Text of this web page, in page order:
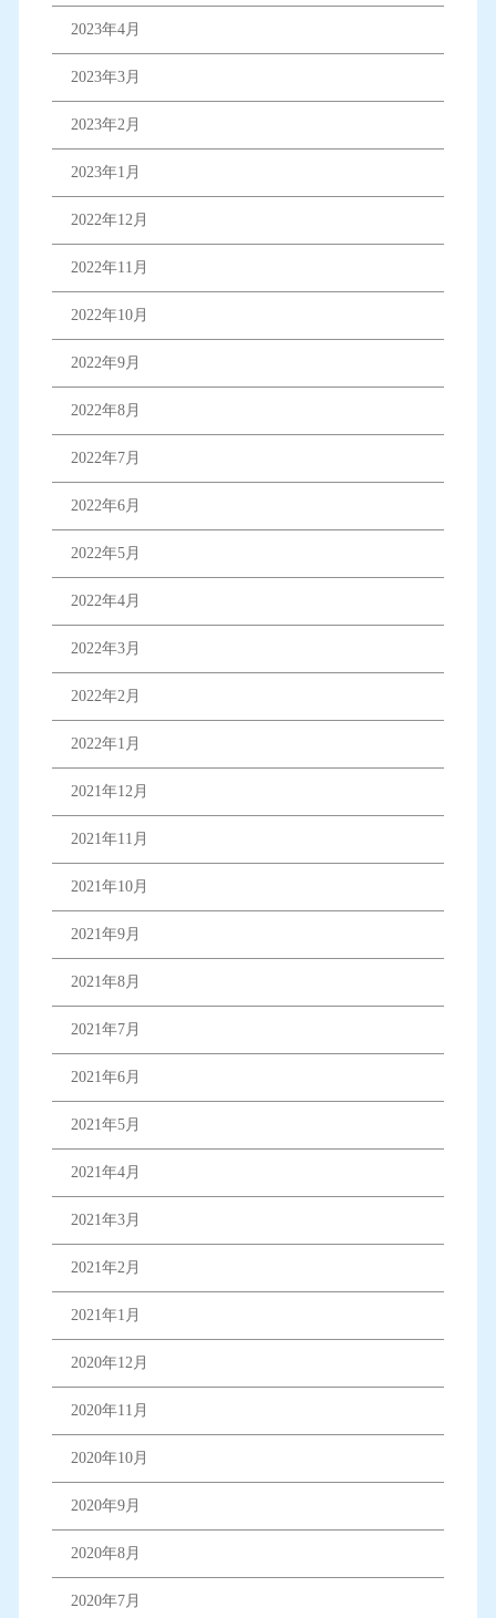
2023年4月
2023年3月
2023年2月
2023年1月
2022年12月
2022年11月
2022年10月
2022年9月
2022年8月
2022年7月
2022年6月
2022年5月
2022年4月
2022年3月
2022年2月
2022年1月
2021年12月
2021年11月
2021年10月
2021年9月
2021年8月
2021年7月
2021年6月
2021年5月
2021年4月
2021年3月
2021年2月
2021年1月
2020年12月
2020年11月
2020年10月
2020年9月
2020年8月
2020年7月